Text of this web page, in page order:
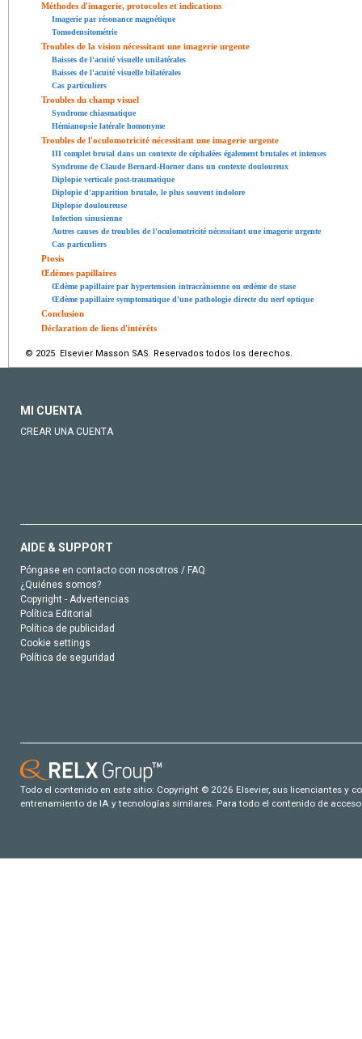
Méthodes d'imagerie, protocoles et indications
Imagerie par résonance magnétique
Tomodensitométrie
Troubles de la vision nécessitant une imagerie urgente
Baisses de l'acuité visuelle unilatérales
Baisses de l'acuité visuelle bilatérales
Cas particuliers
Troubles du champ visuel
Syndrome chiasmatique
Hémianopsie latérale homonyme
Troubles de l'oculomotricité nécessitant une imagerie urgente
III complet brutal dans un contexte de céphalées également brutales et intenses
Syndrome de Claude Bernard-Horner dans un contexte douloureux
Diplopie verticale post-traumatique
Diplopie d'apparition brutale, le plus souvent indolore
Diplopie douloureuse
Infection sinusienne
Autres causes de troubles de l'oculomotricité nécessitant une imagerie urgente
Cas particuliers
Ptosis
Œdèmes papillaires
Œdème papillaire par hypertension intracrânienne ou œdème de stase
Œdème papillaire symptomatique d'une pathologie directe du nerf optique
Conclusion
Déclaration de liens d'intérêts
© 2025 Elsevier Masson SAS. Reservados todos los derechos.
MI CUENTA
CREAR UNA CUENTA
AIDE & SUPPORT
Póngase en contacto con nosotros / FAQ
¿Quiénes somos?
Copyright - Advertencias
Política Editorial
Política de publicidad
Cookie settings
Política de seguridad
Todo el contenido en este sitio: Copyright © 2026 Elsevier, sus licenciantes y
entrenamiento de IA y tecnologías similares. Para todo el contenido de